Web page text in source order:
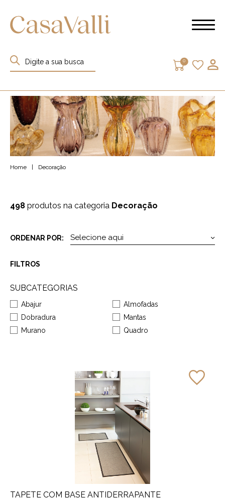
0
Home Decoração
498 produtos na categoria Decoração
ORDENAR POR:
FILTROS
SUBCATEGORIAS
Abajur
Almofadas
Dobradura
Mantas
Murano
Quadro
TAPETE COM BASE ANTIDERRAPANTE